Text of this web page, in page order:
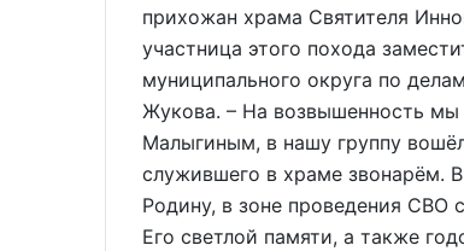
прихожан храма Святителя
участница этого похода
муниципального округа по
Жукова. – На возвышенность
Малыгиным, в нашу группу
служившего в храме звонарём.
Родину, в зоне проведения СВО
Его светлой памяти, а также